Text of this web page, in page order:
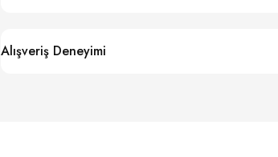
Alışveriş Deneyimi